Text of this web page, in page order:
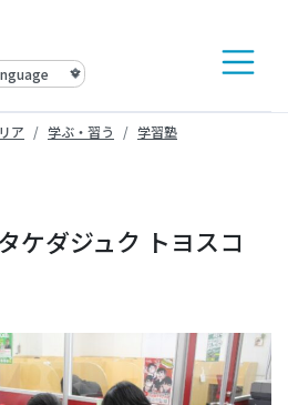
ア 学ぶ・習う
学習塾
ケダジュク トヨスコ